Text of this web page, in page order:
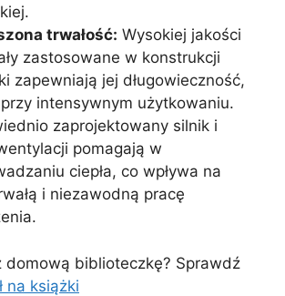
trwałość: Wysokiej jakości
zastosowane w konstrukcji
zapewniają jej długowieczność,
intensywnym użytkowaniu.
zaprojektowany silnik i
pomagają w
ciepła, co wpływa na
i niezawodną pracę
domową biblioteczkę? Sprawdź
na książki